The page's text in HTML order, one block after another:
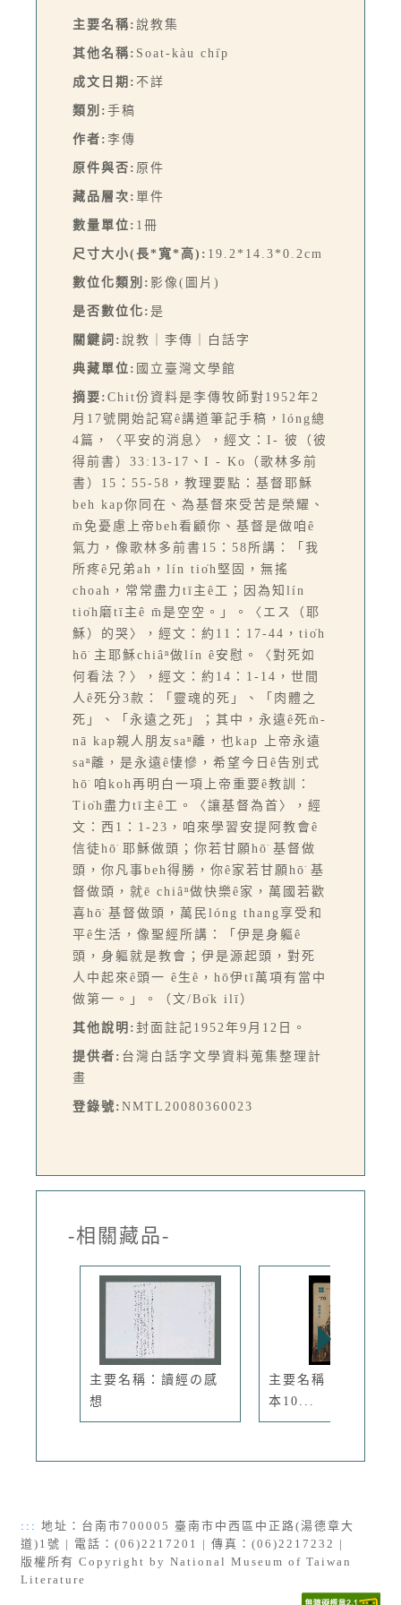
主要名稱: 說教集
其他名稱: Soat-kàu chi̍p
成文日期: 不詳
類別: 手稿
作者: 李傳
原件與否: 原件
藏品層次: 單件
數量單位: 1冊
尺寸大小(長*寬*高): 19.2*14.3*0.2cm
數位化類別: 影像(圖片)
是否數位化: 是
關鍵詞: 說教｜李傳｜白話字
典藏單位: 國立臺灣文學館
摘要: Chit份資料是李傳牧師對1952年2
月17號開始記寫ê講道筆記手稿，lóng總
4篇，〈平安的消息〉，經文：I- 彼（彼
得前書）33:13-17、I - Ko（歌林多前
書）15：55-58，教理要點：基督耶穌
beh kap你同在、為基督來受苦是榮耀、
m̄免憂慮上帝beh看顧你、基督是做咱ê
氣力，像歌林多前書15：58所講：「我
所疼ê兄弟ah，lín tio̍h堅固，無搖
choah，常常盡力tī主ê工；因為知lín
tio̍h磨tī主ê m̄是空空。」。〈エス（耶
穌）的哭〉，經文：約11：17-44，tio̍h
hō͘ 主耶穌chiâⁿ做lín ê安慰。〈對死如
何看法？〉，經文：約14：1-14，世間
人ê死分3款：「靈魂的死」、「肉體之
死」、「永遠之死」；其中，永遠ê死m̄-
nā kap親人朋友saⁿ離，也kap 上帝永遠
saⁿ離，是永遠ê悽慘，希望今日ê告別式
hō͘ 咱koh再明白一項上帝重要ê教訓：
Tio̍h盡力tī主ê工。〈讓基督為首〉，經
文：西1：1-23，咱來學習安提阿教會ê
信徒hō͘ 耶穌做頭；你若甘願hō͘ 基督做
頭，你凡事beh得勝，你ê家若甘願hō͘ 基
督做頭，就ē chiâⁿ做快樂ê家，萬國若歡
喜hō͘ 基督做頭，萬民lóng thang享受和
平ê生活，像聖經所講：「伊是身軀ê
頭，身軀就是教會；伊是源起頭，對死
人中起來ê頭一 ê生ê，hō͘伊tī萬項有當中
做第一。」。（文/Bo̍k ilī）
其他說明: 封面註記1952年9月12日。
提供者: 台灣白話字文學資料蒐集整理計
畫
登錄號: NMTL20080360023
-相關藏品-
主要名稱：讀經の感
想
主要名稱：’70教員
本10...
::: 地址：台南市700005 臺南市中西區中正路(湯德章大
道)1號 | 電話：(06)2217201 | 傳真：(06)2217232 |
版權所有 Copyright by National Museum of Taiwan
Literature